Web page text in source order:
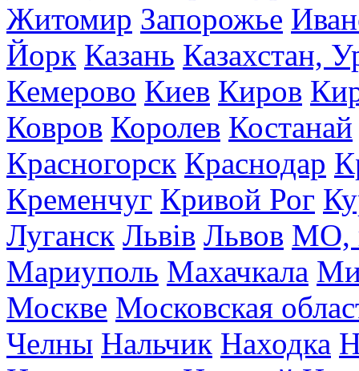
Житомир Запорожье
Йорк Казань Казахстан,
Кемерово Киев Киров
Ковров Королев Костанай
Красногорск Краснодар
Кременчуг Кривой Рог
Луганск Львів Львов МО,
Мариуполь Махачкала
Москве Московская
Челны Нальчик Находка